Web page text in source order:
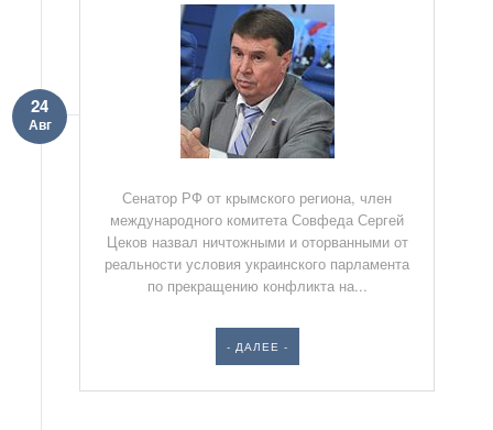
24
Авг
Сенатор РФ от крымского региона, член
международного комитета Совфеда Сергей
Цеков назвал ничтожными и оторванными от
реальности условия украинского парламента
по прекращению конфликта на...
- ДАЛЕЕ -